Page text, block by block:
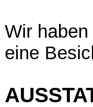
Wir
eine